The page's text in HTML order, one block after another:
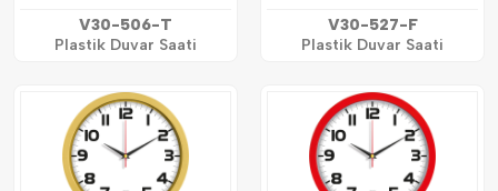
V30-506-T
Plastik Duvar Saati
V30-527-F
Plastik Duvar Saati